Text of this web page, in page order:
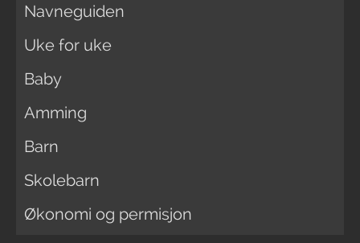
Navneguiden
Uke for uke
Baby
Amming
Barn
Skolebarn
Økonomi og permisjon